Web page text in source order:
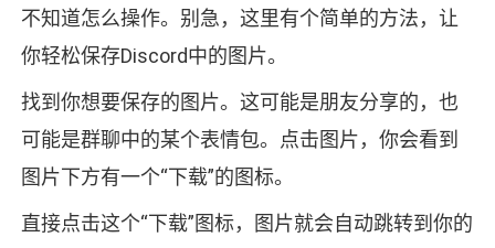
不知道怎么操作。别急，这里有个简单的方法，让
你轻松保存Discord中的图片。
找到你想要保存的图片。这可能是朋友分享的，也
可能是群聊中的某个表情包。点击图片，你会看到
图片下方有一个“下载”的图标。
直接点击这个“下载”图标，图片就会自动跳转到你的